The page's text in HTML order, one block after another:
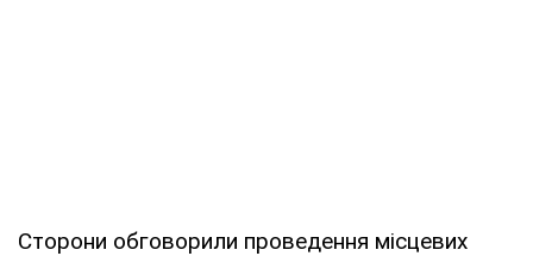
Сторони обговорили проведення місцевих